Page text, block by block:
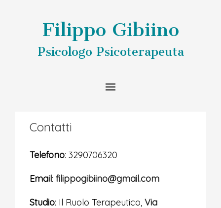
Filippo Gibiino
Psicologo Psicoterapeuta
Contatti
Telefono: 3290706320
Email: filippogibiino@gmail.com
Studio: Il Ruolo Terapeutico, Via